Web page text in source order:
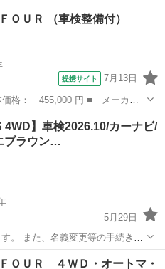
ＯＵＲ （車検整備付）
提携サイト 7月13日
レード名： Ｘ ＦＯＵＲ ■
■ ミッション： CVT ■...
4WD】車検2026.10/カーナビ/
ブラウン…
5月29日
。 また、名義変更等の手続きも
10月ま
有) ☆夏冬タイ...
ＯＵＲ ４ＷＤ・オートマ・